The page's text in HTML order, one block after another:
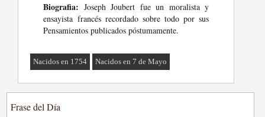
Biografia: Joseph Joubert fue un moralista y
ensayista francés recordado sobre todo por sus
Pensamientos publicados póstumamente.
Nacidos en 1754 Nacidos en 7 de Mayo
Frase del Día